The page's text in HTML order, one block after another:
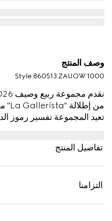
وصف المنتج
Style ‎860513 ZAUOW 1000
تعيد المجموعة تفسير رموز
المتشابك.
تفاصيل المنتج
التزامنا